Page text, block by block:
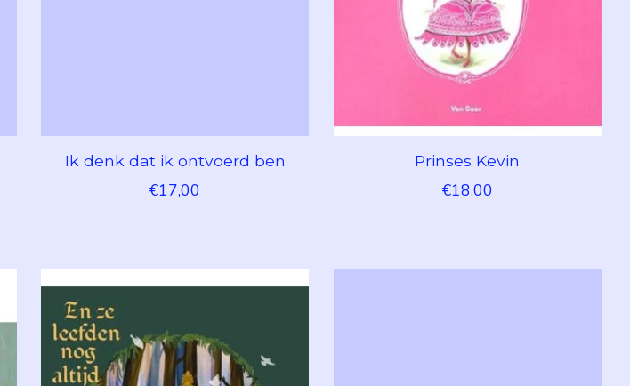
Ik denk dat ik ontvoerd ben
€17,00
Prinses Kevin
€18,00